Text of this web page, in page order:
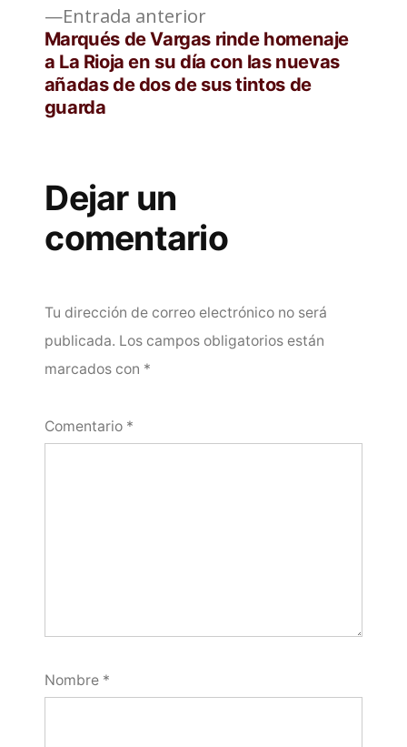
Entrada anteriorEntrada
anterior:
Marqués de Vargas rinde homenaje
a La Rioja en su día con las nuevas
añadas de dos de sus tintos de
guarda
Dejar un
comentario
Tu dirección de correo electrónico no será
publicada. Los campos obligatorios están
marcados con *
Comentario *
Nombre *